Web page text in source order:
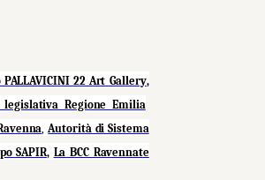
PALLAVICINI 22 Art Gallery,
legislativa Regione Emilia
,Autorità di Sistema
SAPIR, La BCC Ravennate